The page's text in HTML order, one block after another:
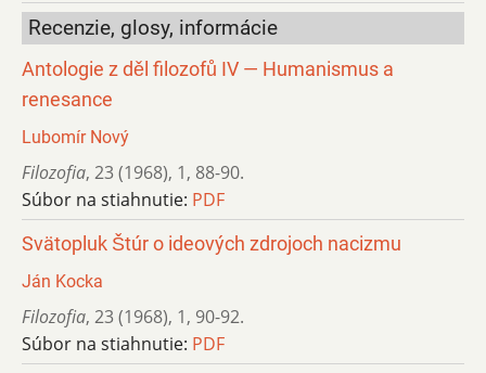
Recenzie, glosy, informácie
Antologie z děl filozofů IV — Humanismus a
renesance
Lubomír Nový
Filozofia, 23 (1968), 1, 88-90.
Súbor na stiahnutie: PDF
Svätopluk Štúr o ideových zdrojoch nacizmu
Ján Kocka
Filozofia, 23 (1968), 1, 90-92.
Súbor na stiahnutie: PDF